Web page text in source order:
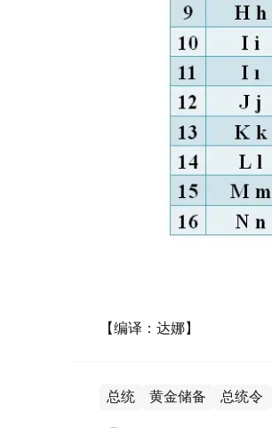
【编译：达娜】
总统 黄金储备 总统令